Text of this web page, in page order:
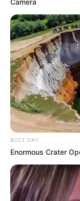
Camera
BUZZ DAY
Enormous Crater